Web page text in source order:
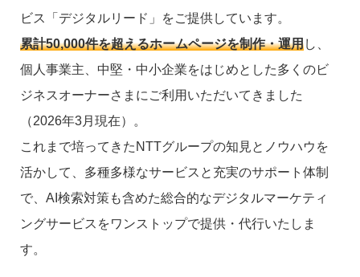
ビス「デジタルリード」をご提供しています。
累計50,000件を超えるホームページを制作・運用し、
個人事業主、中堅・中小企業をはじめとした多くのビ
ジネスオーナーさまにご利用いただいてきました
（2026年3月現在）。
これまで培ってきたNTTグループの知見とノウハウを
活かして、多種多様なサービスと充実のサポート体制
で、AI検索対策も含めた総合的なデジタルマーケティ
ングサービスをワンストップで提供・代行いたしま
す。